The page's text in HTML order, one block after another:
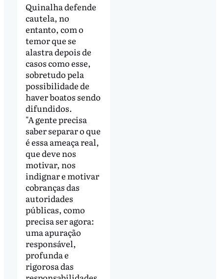
Quinalha defende
cautela, no
entanto, com o
temor que se
alastra depois de
casos como esse,
sobretudo pela
possibilidade de
haver boatos sendo
difundidos.
"A gente precisa
saber separar o que
é essa ameaça real,
que deve nos
motivar, nos
indignar e motivar
cobranças das
autoridades
públicas, como
precisa ser agora:
uma apuração
responsável,
profunda e
rigorosa das